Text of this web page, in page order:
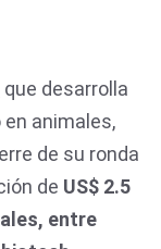
que desarrolla
animales,
de su ronda
de US$ 2.5
entre